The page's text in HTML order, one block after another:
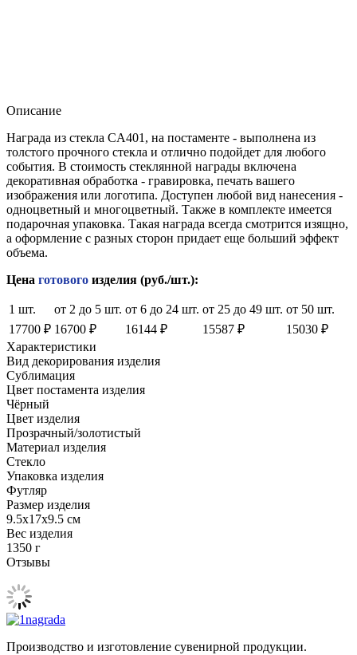
Описание
Награда из стекла CA401, на постаменте - выполнена из
толстого прочного стекла и отлично подойдет для любого
события. В стоимость стеклянной награды включена
декоративная обработка - гравировка, печать вашего
изображения или логотипа. Доступен любой вид нанесения -
одноцветный и многоцветный. Также в комплекте имеется
подарочная упаковка. Такая награда всегда смотрится изящно,
а оформление с разных сторон придает еще больший эффект
объема.
Цена готового изделия (руб./шт.):
1 шт. от 2 до 5 шт. от 6 до 24 шт. от 25 до 49 шт. от 50 шт.
17700 ₽ 16700 ₽ 16144 ₽ 15587 ₽
15030 ₽
Характеристики
Вид декорирования изделия
Сублимация
Цвет постамента изделия
Чёрный
Цвет изделия
Прозрачный/золотистый
Материал изделия
Стекло
Упаковка изделия
Футляр
Размер изделия
9.5х17x9.5 см
Вес изделия
1350 г
Отзывы
Производство и изготовление сувенирной продукции.